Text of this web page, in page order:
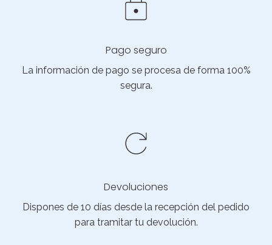
Pago seguro
La información de pago se procesa de forma 100%
segura.
Devoluciones
Dispones de 10 días desde la recepción del pedido
para tramitar tu devolución.